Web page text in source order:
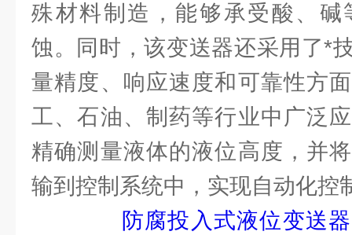
殊材料制造，能够承受酸、碱
蚀。同时，该变送器还采用了*
量精度、响应速度和可靠性方
工、石油、制药等行业中广泛
精确测量液体的液位高度，并
输到控制系统中，实现自动化控
防腐投入式液位变送器